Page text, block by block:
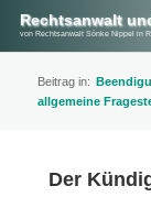
Rechtsanwalt
von Rechtsanwalt Sönke Nippel in
Beitrag in:
allgemeine
Der